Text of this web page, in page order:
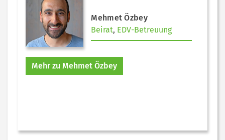
Mehmet Özbey
Beirat, EDV-Betreuung
Mehr zu Mehmet Özbey